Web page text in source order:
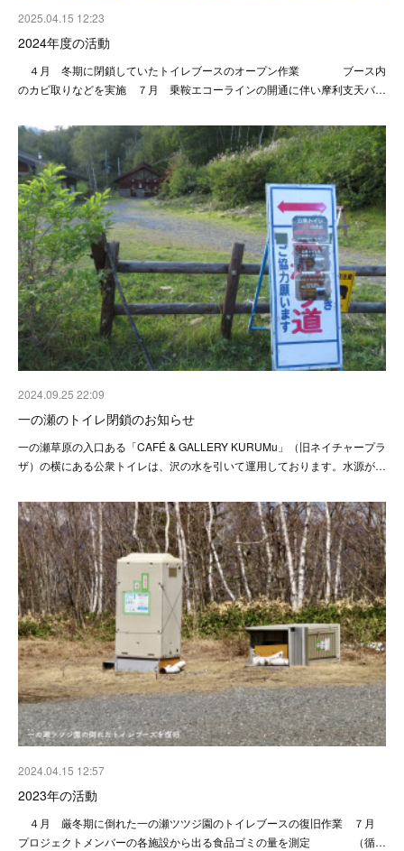
2025.04.15 12:23
2024年度の活動
４月 冬期に閉鎖していたトイレブースのオープン作業 ブース内
のカビ取りなどを実施 ７月 乗鞍エコーラインの開通に伴い摩利支天バ…
2024.09.25 22:09
一の瀬のトイレ閉鎖のお知らせ
一の瀬草原の入口ある「CAFÉ & GALLERY KURUMu」（旧ネイチャープラ
ザ）の横にある公衆トイレは、沢の水を引いて運用しております。水源が…
2024.04.15 12:57
2023年の活動
４月 厳冬期に倒れた一の瀬ツツジ園のトイレブースの復旧作業 ７月
プロジェクトメンバーの各施設から出る食品ゴミの量を測定 （循…